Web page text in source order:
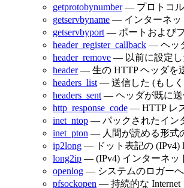
getprotobynumber— プロトコル
getservbyname — インターネッ
getservbyport — ポートおよび
header_register_callback — ヘッ
header_remove — 以前に設定し
header— 生の HTTP ヘッダを
headers_list — 送信した (もし
headers_sent — ヘッダが既に送
http_response_code — HTTP レ
inet_ntop — パックされたイン
inet_pton — 人間が読める形式
ip2long — ドット表記の (IPv4)
long2ip — (IPv4) インターネッ
openlog — システムのロガー
pfsockopen — 持続的な Internet